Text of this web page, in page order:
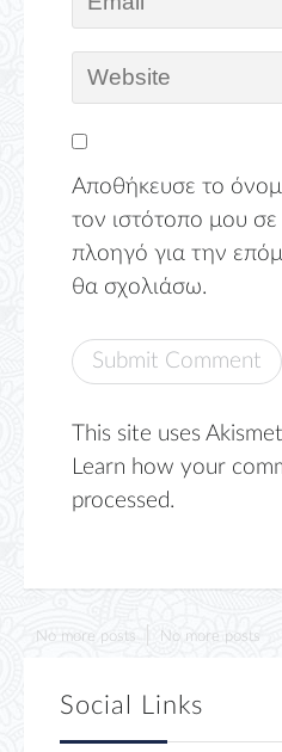
Αποθήκευσε το
τον ιστότοπο μου
πλοηγό για την
θα σχολιάσω.
This site uses
Learn how your
processed.
No more posts No more posts
Social Links